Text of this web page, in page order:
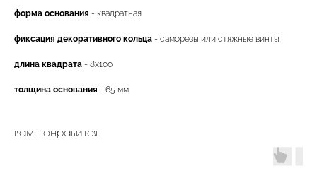
форма основания - квадратная
фиксация декоративного кольца - саморезы или стяжные винты
длина квадрата - 8x100
толщина основания - 65 мм
вам понравится
двери.23